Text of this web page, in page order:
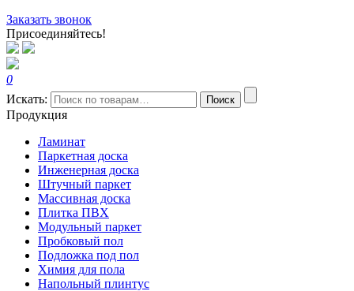
Заказать звонок
Присоединяйтесь!
0
Искать:
Поиск
Продукция
Ламинат
Паркетная доска
Инженерная доска
Штучный паркет
Массивная доска
Плитка ПВХ
Модульный паркет
Пробковый пол
Подложка под пол
Химия для пола
Напольный плинтус